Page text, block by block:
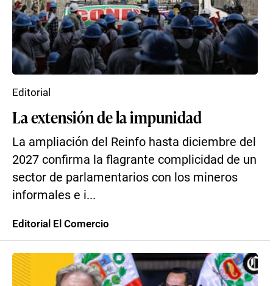
La extensión de la impunidad
La ampliación del Reinfo hasta diciembre del
2027 confirma la flagrante complicidad de un
sector de parlamentarios con los mineros
informales e i...
Editorial
Editorial El Comercio